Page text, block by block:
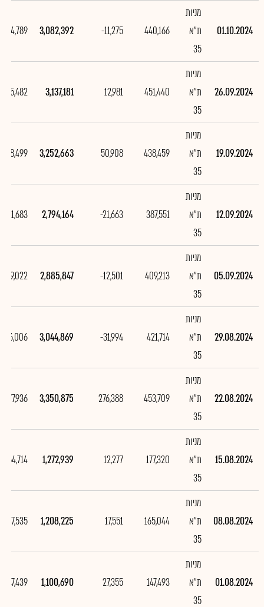
01.10.2024
מניות
ת"א
35
440,166
-11,275
3,082,392
-54,789
26.09.2024
מניות
ת"א
35
451,440
12,981
3,137,181
-115,482
19.09.2024
מניות
ת"א
35
438,459
50,908
3,252,663
458,499
12.09.2024
מניות
ת"א
35
387,551
-21,663
2,794,164
-91,683
05.09.2024
מניות
ת"א
35
409,213
-12,501
2,885,847
-159,022
29.08.2024
מניות
ת"א
35
421,714
-31,994
3,044,869
22.08.2024
מניות
ת"א
35
453,709
276,388
3,350,875
15.08.2024
מניות
ת"א
35
177,320
12,277
1,272,939
64,714
08.08.2024
מניות
ת"א
35
165,044
17,551
1,208,225
107,535
01.08.2024
מניות
ת"א
35
147,493
27,355
1,100,690
247,439